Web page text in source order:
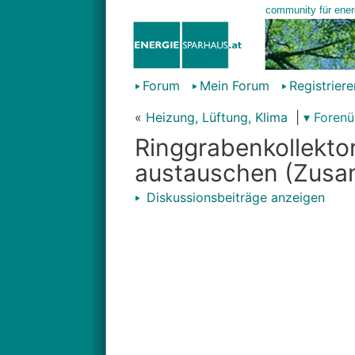
Forum Mein Forum
« Heizung, Lüftung, Klima ▾
austauschen
Diskussionsbeiträge anzeigen